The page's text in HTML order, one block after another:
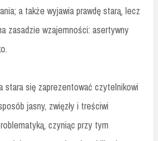
a także wyjawia prawdę starą, lecz
zasadzie wzajemności: asertywny
stara się zaprezentować czytelnikowi
jasny, zwięzły i treściwi
czyniąc przy tym